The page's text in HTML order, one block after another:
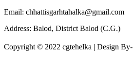
Email: chhattisgarhtahalka@gmail.com
Address: Balod, District Balod (C.G.)
Copyright © 2022 cgtehelka | Design By-